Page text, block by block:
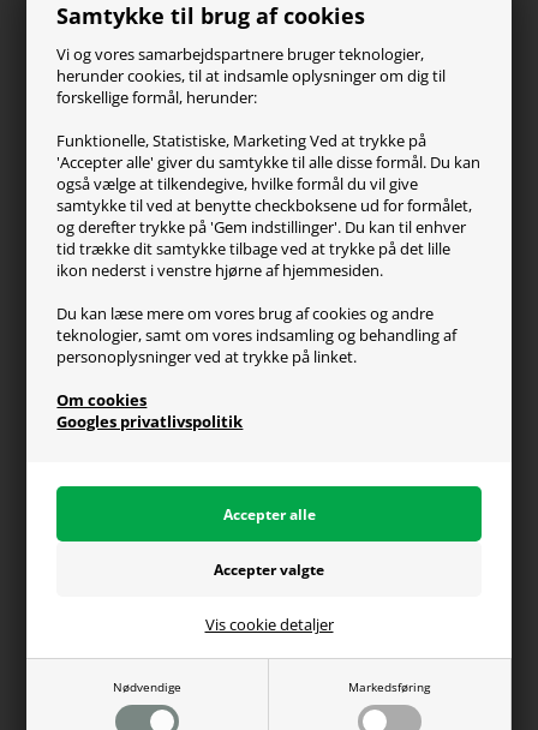
Samtykke til brug af cookies
Vi og vores samarbejdspartnere bruger teknologier,
herunder cookies, til at indsamle oplysninger om dig til
forskellige formål, herunder:
Funktionelle, Statistiske, Marketing Ved at trykke på
'Accepter alle' giver du samtykke til alle disse formål. Du kan
også vælge at tilkendegive, hvilke formål du vil give
samtykke til ved at benytte checkboksene ud for formålet,
og derefter trykke på 'Gem indstillinger'. Du kan til enhver
tid trække dit samtykke tilbage ved at trykke på det lille
ikon nederst i venstre hjørne af hjemmesiden.
Du kan læse mere om vores brug af cookies og andre
teknologier, samt om vores indsamling og behandling af
personoplysninger ved at trykke på linket.
Om cookies
Googles privatlivspolitik
Nødvendige Markedsføring
Vis cookie detaljer
SteelSeries
ZOWIE
Turtle Beach
Kundeservice
Kontakt os
FAQ
Handelsvilkår
Reklamation
Generel info
Om os
Fragt og levering
Du kan altid ringe til os på telefon 98374333